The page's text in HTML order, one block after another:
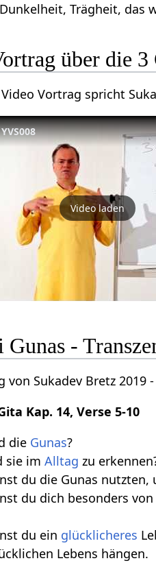
Trägheit, das
über die 3
Vortrag spricht
Video laden
Gunas -
von Sukadev Bretz 2019 -
Kap. 14, Verse 5-10
die Gunas?
sie imAlltag zu
du die Gunas nutzten,
du dich besonders
du ein glücklicheres
Lebens hängen.